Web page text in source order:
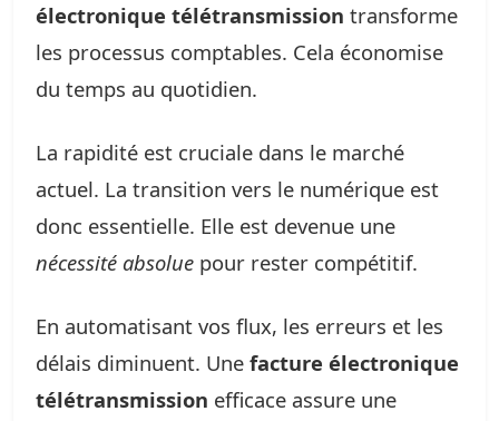
électronique télétransmission transforme
les processus comptables. Cela économise
du temps au quotidien.
La rapidité est cruciale dans le marché
actuel. La transition vers le numérique est
donc essentielle. Elle est devenue une
nécessité absolue pour rester compétitif.
En automatisant vos flux, les erreurs et les
délais diminuent. Une facture électronique
télétransmission efficace assure une